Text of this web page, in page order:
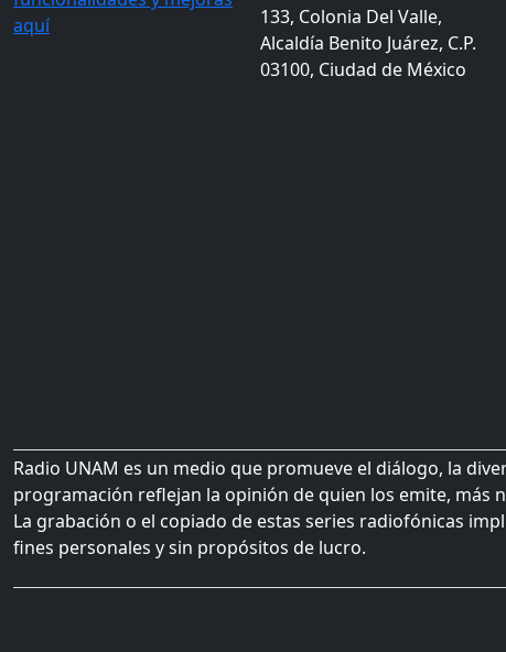
aquí
133, Colonia Del Valle,
Alcaldía Benito Juárez, C.P.
03100, Ciudad de México
Radio UNAM es un medio que promueve el diálogo, la
programación reflejan la opinión de quien los emite, más
La grabación o el copiado de estas series radiofónicas
fines personales y sin propósitos de lucro.